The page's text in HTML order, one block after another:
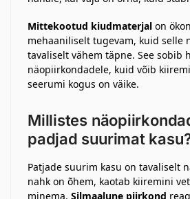
Mittekootud kiudmaterjal on
mehaaniliselt tugevam, kuid selle
tavaliselt vähem täpne. See sobib
näopiirkondadele, kuid võib
seerumi kogus on väike.
Millistes
padjad suurimat
Patjade suurim kasu on tavaliselt
nahk on õhem, kaotab kiiremini
minema. Silmaalune piirkond